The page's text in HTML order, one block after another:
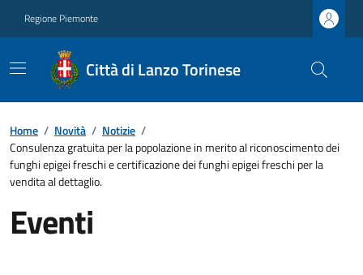
Regione Piemonte
Città di Lanzo Torinese
Home / Novità / Notizie /
Consulenza gratuita per la popolazione in merito al riconoscimento dei
funghi epigei freschi e certificazione dei funghi epigei freschi per la
vendita al dettaglio.
Eventi